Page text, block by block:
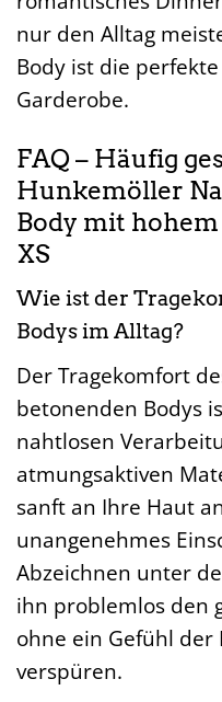
nur den Alltag
Body ist die
Garderobe.
FAQ – Häufig
Hunkemöller
Body mit
XS
Wie ist der
Bodys im Alltag?
Der Tragekomfort
betonenden Bodys
nahtlosen
atmungsaktiven
sanft an Ihre Haut
unangenehmes
Abzeichnen unter
ihn problemlos den
ohne ein Gefühl der
verspüren.